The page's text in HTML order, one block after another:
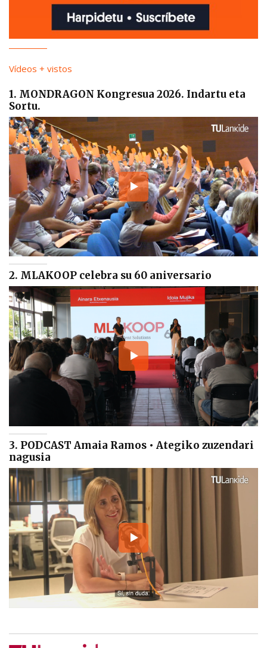
Vídeos + vistos
1. MONDRAGON Kongresua 2026. Indartu eta
Sortu.
2. MLAKOOP celebra su 60 aniversario
3. PODCAST Amaia Ramos • Ategiko zuzendari
nagusia